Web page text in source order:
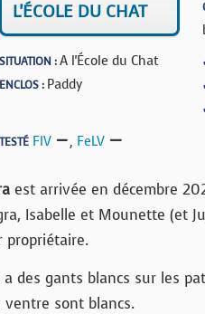
L'ÉCOLE DU CHAT
SITUATION :A l'École du Chat
ENCLOS : Paddy
TESTÉ FIV , FeLV
est arrivée en décembre
Isabelle et Mounette (et
propriétaire.
a des gants blancs sur les
ventre sont blancs.